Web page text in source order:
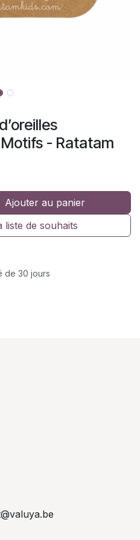
- Ratatam
Ajouter au panier
liste de souhaits
de 30 jours